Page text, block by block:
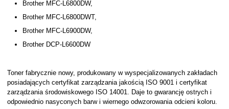
Brother MFC-L6800DW,
Brother MFC-L6800DWT,
Brother MFC-L6900DW,
Brother DCP-L6600DW
Toner fabrycznie nowy, produkowany w wyspecjalizowanych zakładach
posiadających certyfikat zarządzania jakością ISO 9001 i certyfikat
zarządzania środowiskowego ISO 14001. Daje to gwarancję ostrych i
odpowiednio nasyconych barw i wiernego odwzorowania odcieni koloru.